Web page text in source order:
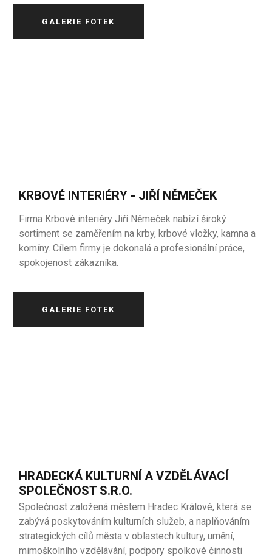
GALERIE FOTEK
KRBOVÉ INTERIÉRY - JIŘÍ NĚMEČEK
Firma Krbové interiéry Jiří Němeček nabízí široký
sortiment se zaměřením na krby, krbové vložky, kamna a
komíny. Cílem firmy je dokonalá a profesionální práce,
spokojenost zákazníka.
GALERIE FOTEK
HRADECKÁ KULTURNÍ A VZDĚLÁVACÍ
SPOLEČNOST S.R.O.
Společnost založená městem Hradec Králové, která se
zabývá poskytováním kulturních služeb, a naplňováním
strategických cílů města v oblastech kultury, umění,
mimoškolního vzdělávání, podpory spolkové činnosti